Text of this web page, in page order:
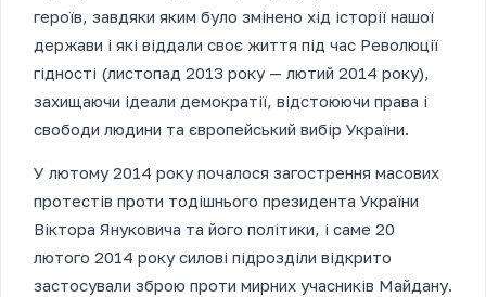
героїв, завдяки яким було змінено хід історії нашої
держави і які віддали своє життя під час Революції
гідності (листопад 2013 року — лютий 2014 року),
захищаючи ідеали демократії, відстоюючи права і
свободи людини та європейський вибір України.
У лютому 2014 року почалося загострення масових
протестів проти тодішнього президента України
Віктора Януковича та його політики, і саме 20
лютого 2014 року силові підрозділи відкрито
застосували зброю проти мирних учасників Майдану.